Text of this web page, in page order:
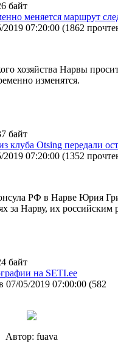
байт
меняется маршрут
2019 07:20:00 (1862
хозяйства Нарвы
изменятся.
байт
клуба Otsing передали
2019 07:20:00 (1352
РФ в Нарве Юрия
за Нарву, их российским
байт
на SETI.ee
07/05/2019 07:00:00 (582
Автор: fuava